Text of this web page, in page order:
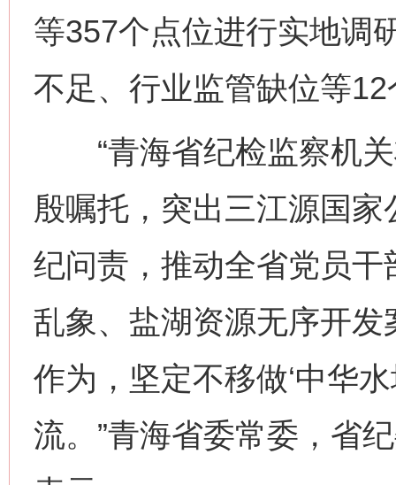
等357个点位进行实地调
不足、行业监管缺位等
“青海省纪检监察机关
殷嘱托，突出三江源国
纪问责，推动全省党员
乱象、盐湖资源无序开
作为，坚定不移做‘中华
流。”青海省委常委，省